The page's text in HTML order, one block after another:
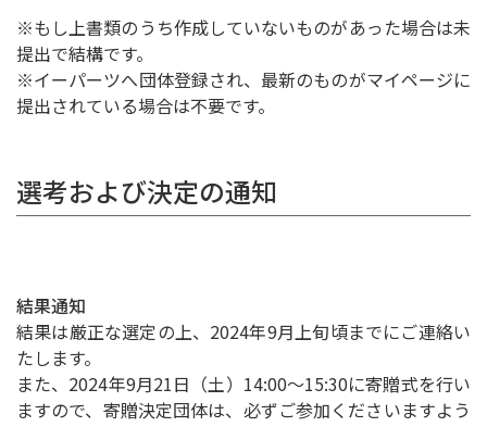
※もし上書類のうち作成していないものがあった場合は未
提出で結構です。
※イーパーツへ団体登録され、最新のものがマイページに
提出されている場合は不要です。
選考および決定の通知
結果通知
結果は厳正な選定の上、2024年9月上旬頃までにご連絡い
たします。
また、2024年9月21日（土）14:00～15:30に寄贈式を行い
ますので、寄贈決定団体は、必ずご参加くださいますよう